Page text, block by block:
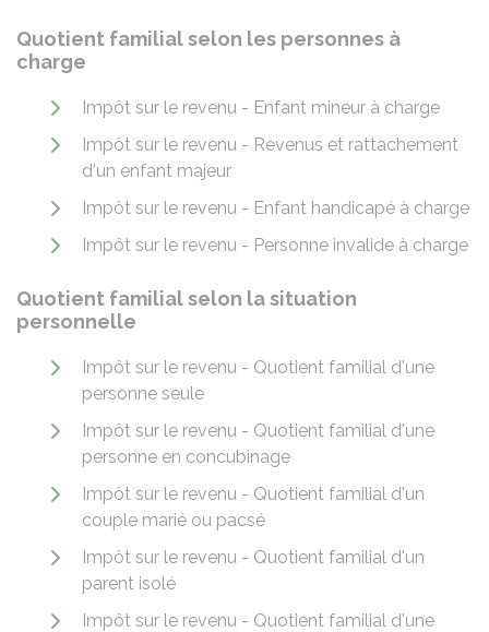
Quotient familial selon les personnes à
charge
Impôt sur le revenu - Enfant mineur à charge
Impôt sur le revenu - Revenus et rattachement
d'un enfant majeur
Impôt sur le revenu - Enfant handicapé à charge
Impôt sur le revenu - Personne invalide à charge
Quotient familial selon la situation
personnelle
Impôt sur le revenu - Quotient familial d'une
personne seule
Impôt sur le revenu - Quotient familial d'une
personne en concubinage
Impôt sur le revenu - Quotient familial d'un
couple marié ou pacsé
Impôt sur le revenu - Quotient familial d'un
parent isolé
Impôt sur le revenu - Quotient familial d'une